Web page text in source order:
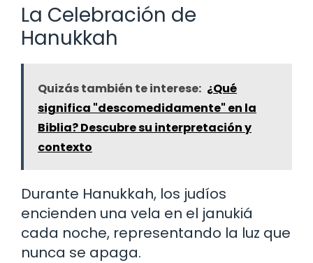
La Celebración de
Hanukkah
Quizás también te interese: ¿Qué
significa "descomedidamente" en la
Biblia? Descubre su interpretación y
contexto
Durante Hanukkah, los judíos
encienden una vela en el janukiá
cada noche, representando la luz que
nunca se apaga.